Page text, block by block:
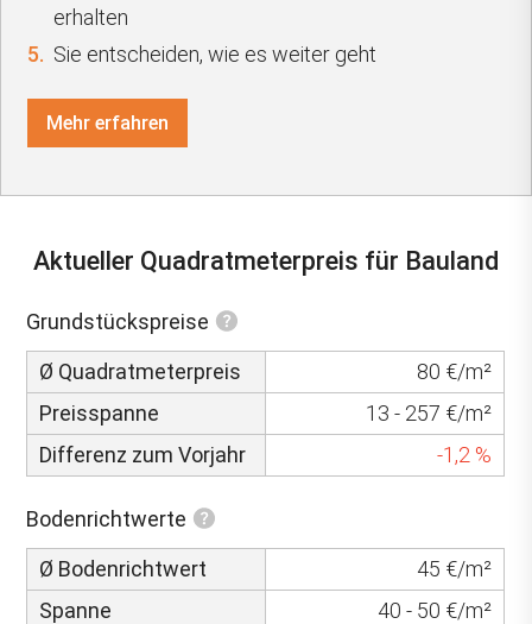
erhalten
5. Sie entscheiden, wie es weiter geht
Mehr erfahren
Aktueller Quadratmeterpreis für Bauland
Grundstückspreise
Ø Quadratmeterpreis
80 €/m²
Preisspanne
13 - 257 €/m²
Differenz zum Vorjahr
-1,2 %
Bodenrichtwerte
Ø Bodenrichtwert
45 €/m²
Spanne
40 - 50 €/m²